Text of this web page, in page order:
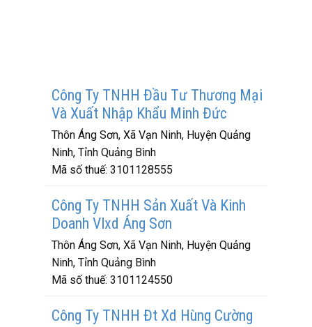
Công Ty TNHH Đầu Tư Thương Mại
Và Xuất Nhập Khẩu Minh Đức
Thôn Áng Sơn, Xã Vạn Ninh, Huyện Quảng
Ninh, Tỉnh Quảng Bình
Mã số thuế: 3101128555
Công Ty TNHH Sản Xuất Và Kinh
Doanh Vlxd Áng Sơn
Thôn Áng Sơn, Xã Vạn Ninh, Huyện Quảng
Ninh, Tỉnh Quảng Bình
Mã số thuế: 3101124550
Công Ty TNHH Đt Xd Hùng Cường